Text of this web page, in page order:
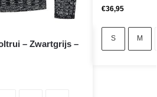
– Zwartgrijs –
€36,95
S M